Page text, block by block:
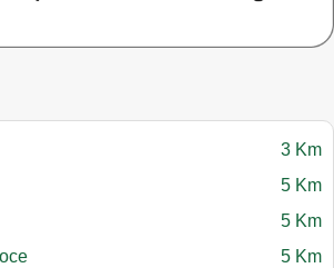
3 Km
5 Km
5 Km
5 Km